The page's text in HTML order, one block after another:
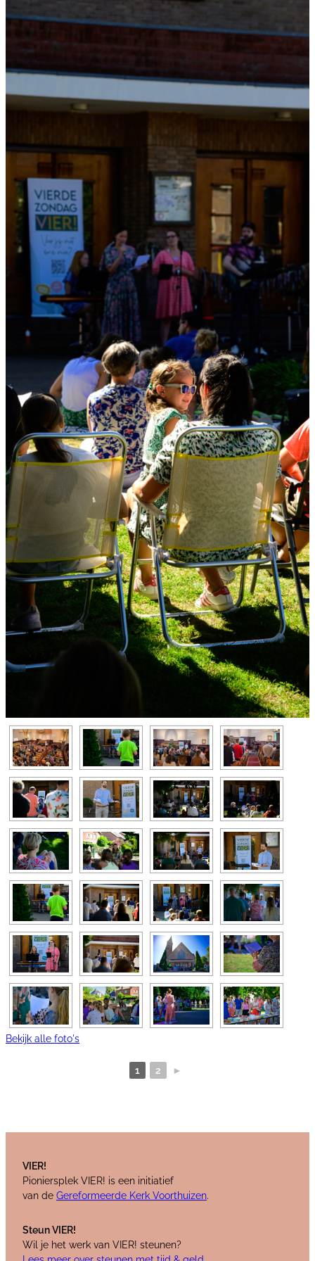
Bekijk alle foto's
1 2 ►
VIER!
Pioniersplek VIER! is een initiatief
van de Gereformeerde Kerk Voorthuizen.
Steun VIER!
Wil je het werk van VIER! steunen?